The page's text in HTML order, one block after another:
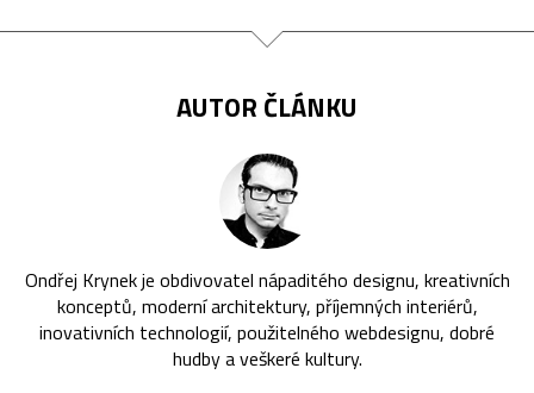
AUTOR ČLÁNKU
Ondřej Krynek je obdivovatel nápaditého designu, kreativních
konceptů, moderní architektury, příjemných interiérů,
inovativních technologií, použitelného webdesignu, dobré
hudby a veškeré kultury.